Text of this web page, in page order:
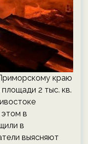
краю
2 тыс. кв.
в
в
выясняют